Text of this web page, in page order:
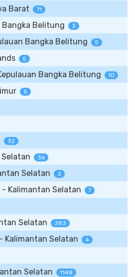
Barat 71
Bangka Belitung 3
Bangka Belitung 5
5
Bangka Belitung 10
5
32
36
Selatan 3
Kalimantan Selatan 7
Selatan 383
Kalimantan Selatan 4
Selatan 1148